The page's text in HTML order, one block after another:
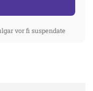
vor fi suspendate